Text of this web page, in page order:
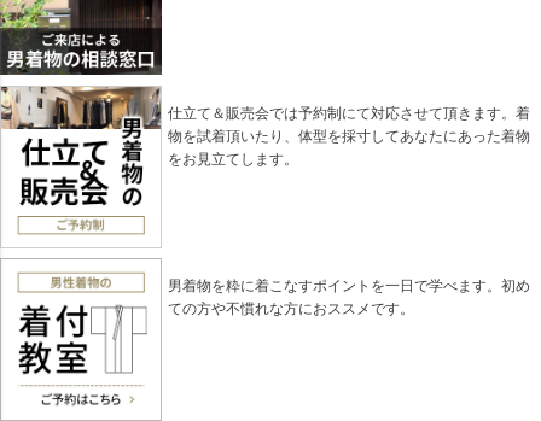
仕立て＆販売会では予約制にて対応させて頂きます。着
物を試着頂いたり、体型を採寸してあなたにあった着物
をお見立てします。
男着物を粋に着こなすポイントを一日で学べます。初め
ての方や不慣れな方におススメです。